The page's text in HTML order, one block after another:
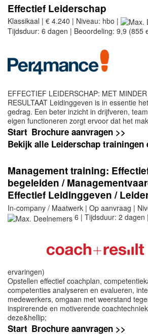
Effectief Leiderschap
Klassikaal | € 4.240 | Niveau: hbo |
Tijdsduur: 6 dagen | Beoordeling: 9,9 (855
EFFECTIEF LEIDERSCHAP: MET
RESULTAAT Leidinggeven is in essentie
gedrag. Een beter inzicht in drijfveren,
eigen functioneren zorgt ervoor dat het
Start Brochure aanvragen >>
Bekijk alle Leiderschap trainingen
Management training:
begeleiden /
Effectief Leidinggeven /
Motiveren
In-company / Maatwerk | Op aanvraag |
6 | Tijdsduur: 2 dagen
ervaringen)
Opstellen effectief coachplan,
competenties analyseren en evalueren,
medewerkers, omgaan met weerstand
inspirerende en motiverende
deze&hellip;
Start Brochure aanvragen >>